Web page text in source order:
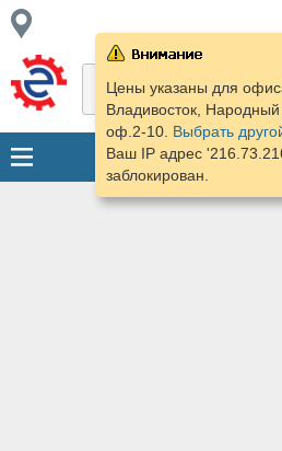
Цены указаны для
Владивосток, Народный
оф.2-10. Выбрать
Ваш IP адрес
заблокирован.